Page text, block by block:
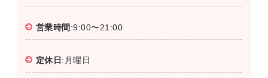
営業時間 :9:00〜21:00
定休日 :月曜日